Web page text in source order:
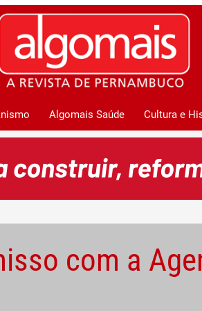
Algomais Saúde Cultura e
com a